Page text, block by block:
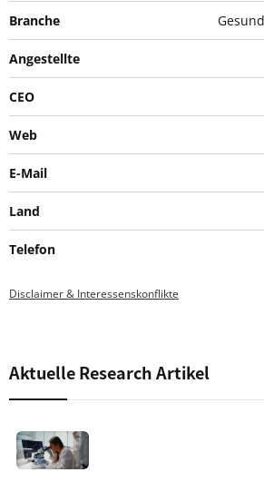
Branche
Angestellte
CEO
Web
E-Mail
Land
Telefon
Disclaimer & Interessenskonflikte
Aktuelle Research Artikel